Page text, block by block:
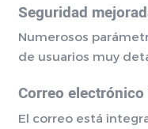
Seguridad
Numerosos
de usuarios muy
Correo
El correo está